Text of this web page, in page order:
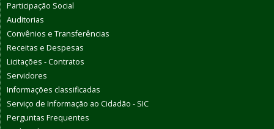
Participação Social
Auditorias
Convênios e Transferências
Receitas e Despesas
Licitações - Contratos
Servidores
Informações classificadas
Serviço de Informação ao Cidadão - SIC
Perguntas Frequentes